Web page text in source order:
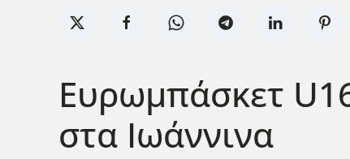
Ευρωμπάσκετ
στα Ιωάννινα